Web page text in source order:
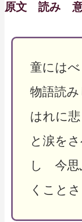
原文 読み
童には
物語読
はれに
と涙を
し 今思
くこと